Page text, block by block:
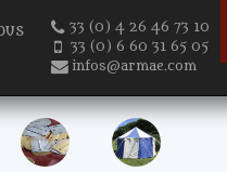
33 (0) 4 26 46 73 10
33 (0) 6 60 31 65 05
infos@armae.com